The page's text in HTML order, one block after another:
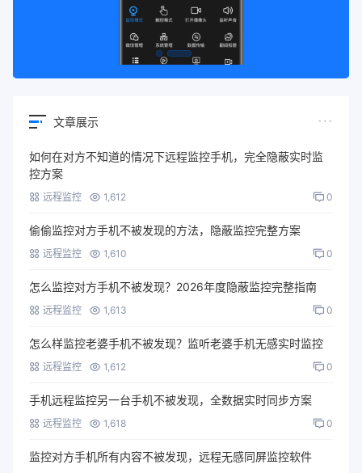
文章展示
如何在对方不知道的情况下远程监控手机，完全隐蔽实时监
控方案
远程监控 1,612 0
偷偷监控对方手机不被发现的方法，隐蔽监控完整方案
远程监控 1,610 0
怎么监控对方手机不被发现？2026年度隐蔽监控完整指南
远程监控 1,613 0
怎么样监控老婆手机不被发现？监听老婆手机无感实时监控
远程监控 1,612 0
手机远程监控另一台手机不被发现，全数据实时同步方案
远程监控 1,618 0
监控对方手机所有内容不被发现，远程无感同屏监控软件